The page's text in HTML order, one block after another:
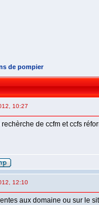
de pompier
10:27
de ccfm et ccfs
12:10
aux domaine ou sur le